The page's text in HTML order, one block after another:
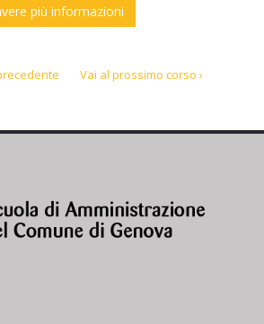
più informazioni
Vai al prossimo corso ›